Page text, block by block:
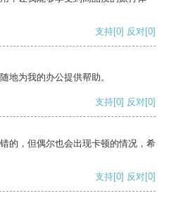
支持[0] 反对[0]
地为我的办公提供帮助。
支持[0] 反对[0]
的，但偶尔也会出现卡顿的情况，希
支持[0] 反对[0]